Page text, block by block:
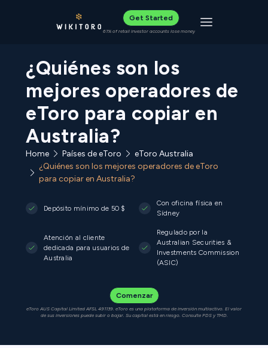
Get Started
61% of retail investor accounts lose money Toggle
¿Quiénes son los
mejores operadores de
eToro para copiar en
Australia?
Home Países de eToro
eToro Australia
¿Quiénes son los mejores operadores de eToro
para copiar en Australia?
Depósito mínimo de 50 $
Con oficina física en
Sídney
Atención al cliente
dedicada para usuarios de
Australia
Regulado por la
Australian Securities &
Investments Commission
(ASIC)
Comenzar
eToro AUS Capital Limited AFSL 491139. eToro es una plataforma de inversión multiactivo. El valor
de sus inversiones puede subir o bajar. Su capital está en riesgo. Consulte PDS y TMD.